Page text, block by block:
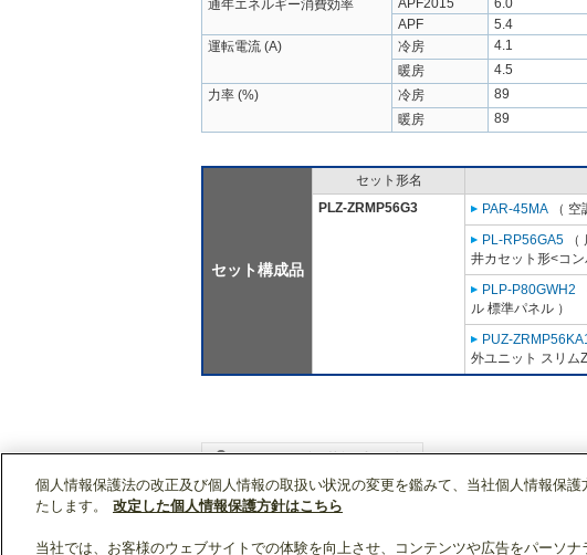
通年エネルギー消費効率
APF2015 6.0
APF
5.4
運転電流 (A)
冷房 4.1
暖房
4.5
力率 (%)
冷房 89
暖房
89
セット構成品
セット形名
PLZ-ZRMP56G3
PAR-45MA （
PL-RP56GA5 （
井カセット形<コン
PLP-P80GWH2
ル 標準パネル ）
PUZ-
外ユニット スリム
WIN2Kトップ 製品情報
個人情報保護法の改正及び個人情報の取扱い状況の変更を鑑みて、当社個人情報保
たします。
改定した個人情報保護方針はこちら
当社では、お客様のウェブサイトでの体験を向上させ、コンテンツや広告をパーソ